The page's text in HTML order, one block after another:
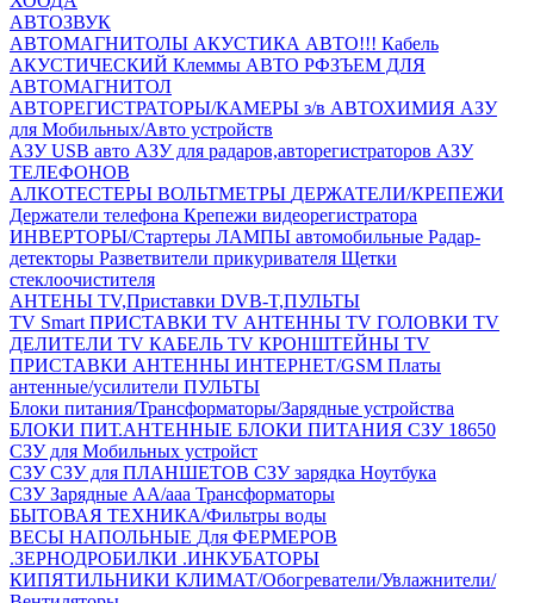
АВТОЗВУК
АВТОМАГНИТОЛЫ АКУСТИКА АВТО!!! Кабель
АКУСТИЧЕСКИЙ Клеммы АВТО РФЗЪЕМ ДЛЯ
АВТОМАГНИТОЛ
АВТОРЕГИСТРАТОРЫ/КАМЕРЫ з/в АВТОХИМИЯ АЗУ
для Мобильных/Авто устройств
АЗУ USB авто АЗУ для радаров,авторегистраторов АЗУ
ТЕЛЕФОНОВ
АЛКОТЕСТЕРЫ ВОЛЬТМЕТРЫ ДЕРЖАТЕЛИ/КРЕПЕЖИ
Держатели телефона Крепежи видеорегистратора
ИНВЕРТОРЫ/Стартеры ЛАМПЫ автомобильные Радар-
детекторы Разветвители прикуривателя Щетки
стеклоочистителя
АНТЕНЫ ТV,Приставки DVB-T,ПУЛЬТЫ
TV Smart ПРИСТАВКИ TV АНТЕННЫ TV ГОЛОВКИ TV
ДЕЛИТЕЛИ TV КАБЕЛЬ TV КРОНШТЕЙНЫ TV
ПРИСТАВКИ АНТЕННЫ ИНТЕРНЕТ/GSM Платы
антенные/усилители ПУЛЬТЫ
Блоки питания/Трансформаторы/Зарядные устройства
БЛОКИ ПИТ.АНТЕННЫЕ БЛОКИ ПИТАНИЯ СЗУ 18650
СЗУ для Мобильных устройст
СЗУСЗУ для ПЛАНШЕТОВ СЗУ зарядка Ноутбука
СЗУ Зарядные АА/ааа Трансформаторы
БЫТОВАЯ ТЕХНИКА/Фильтры воды
ВЕСЫ НАПОЛЬНЫЕ Для ФЕРМЕРОВ
.ЗЕРНОДРОБИЛКИ .ИНКУБАТОРЫ
КИПЯТИЛЬНИКИ КЛИМАТ/Обогреватели/Увлажнители/